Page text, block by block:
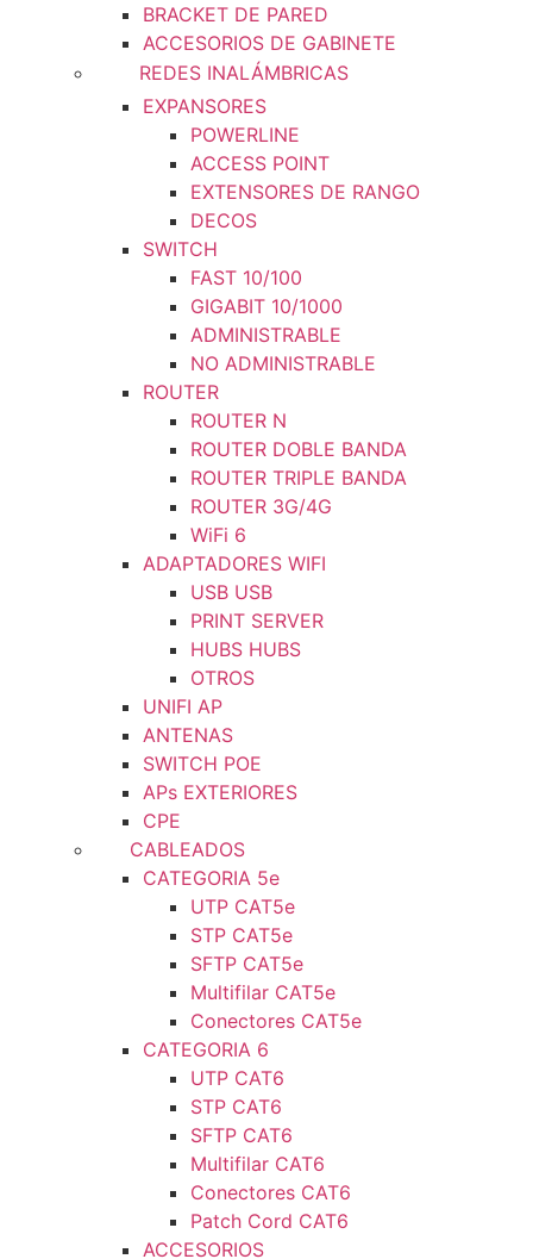
BRACKET DE PARED
ACCESORIOS DE GABINETE
REDES INALÁMBRICAS
EXPANSORES
POWERLINE
ACCESS POINT
EXTENSORES DE RANGO
DECOS
SWITCH
FAST 10/100
GIGABIT 10/1000
ADMINISTRABLE
NO ADMINISTRABLE
ROUTER
ROUTER N
ROUTER DOBLE BANDA
ROUTER TRIPLE BANDA
ROUTER 3G/4G
WiFi 6
ADAPTADORES WIFI
USB USB
PRINT SERVER
HUBS HUBS
OTROS
UNIFI AP
ANTENAS
SWITCH POE
APs EXTERIORES
CPE
CABLEADOS
CATEGORIA 5e
UTP CAT5e
STP CAT5e
SFTP CAT5e
Multifilar CAT5e
Conectores CAT5e
CATEGORIA 6
UTP CAT6
STP CAT6
SFTP CAT6
Multifilar CAT6
Conectores CAT6
Patch Cord CAT6
ACCESORIOS